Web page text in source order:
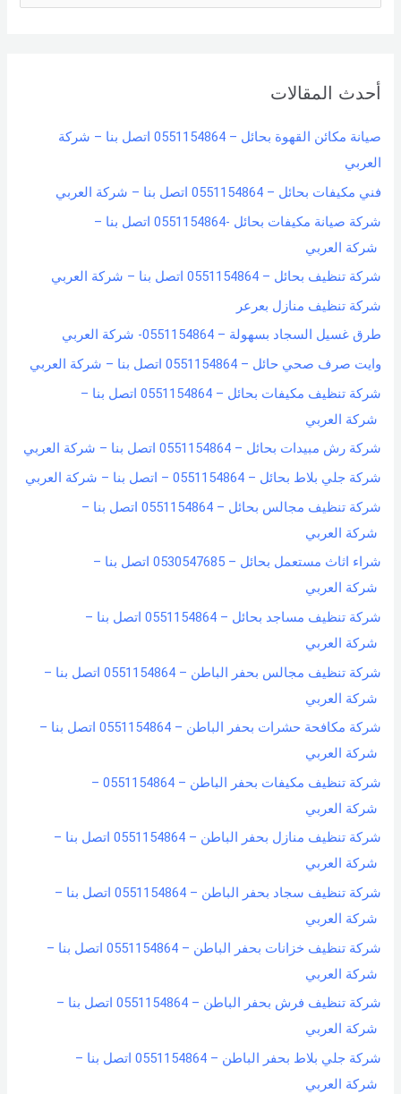
c
f
o
r
:
أحدث المقالات
صيانة مكائن القهوة بحائل – 0551154864 اتصل بنا – شركة
العربي
فني مكيفات بحائل – 0551154864 اتصل بنا – شركة العربي
شركة صيانة مكيفات بحائل -0551154864 اتصل بنا –
شركة العربي
شركة تنظيف بحائل – 0551154864 اتصل بنا – شركة العربي
شركة تنظيف منازل بعرعر
طرق غسيل السجاد بسهولة – 0551154864- شركة العربي
وايت صرف صحي حائل – 0551154864 اتصل بنا – شركة العربي
شركة تنظيف مكيفات بحائل – 0551154864 اتصل بنا –
شركة العربي
شركة رش مبيدات بحائل – 0551154864 اتصل بنا – شركة العربي
شركة جلي بلاط بحائل – 0551154864 – اتصل بنا – شركة العربي
شركة تنظيف مجالس بحائل – 0551154864 اتصل بنا –
شركة العربي
شراء اثاث مستعمل بحائل – 0530547685 اتصل بنا –
شركة العربي
شركة تنظيف مساجد بحائل – 0551154864 اتصل بنا –
شركة العربي
شركة تنظيف مجالس بحفر الباطن – 0551154864 اتصل بنا –
شركة العربي
شركة مكافحة حشرات بحفر الباطن – 0551154864 اتصل بنا –
شركة العربي
شركة تنظيف مكيفات بحفر الباطن – 0551154864 –
شركة العربي
شركة تنظيف منازل بحفر الباطن – 0551154864 اتصل بنا –
شركة العربي
شركة تنظيف سجاد بحفر الباطن – 0551154864 اتصل بنا –
شركة العربي
شركة تنظيف خزانات بحفر الباطن – 0551154864 اتصل بنا –
شركة العربي
شركة تنظيف فرش بحفر الباطن – 0551154864 اتصل بنا –
شركة العربي
شركة جلي بلاط بحفر الباطن – 0551154864 اتصل بنا –
شركة العربي